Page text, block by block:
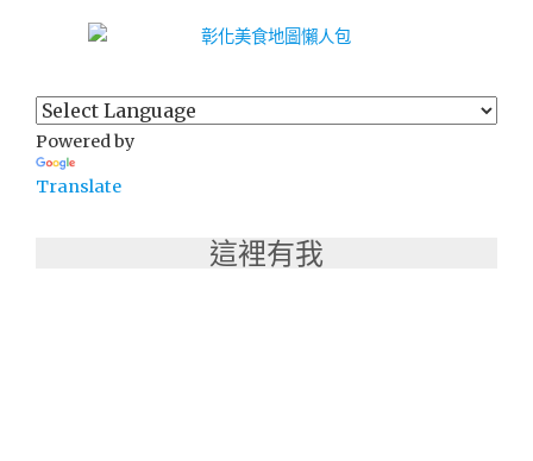
Powered by
Translate
這裡有我